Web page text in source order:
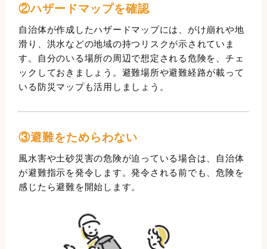
②ハザードマップを確認
自治体が作成したハザードマップには、がけ崩れや地
滑り、洪水などの地域の持つリスクが示されていま
す。自分のいる場所の周辺で想定される危険を、チェ
ックしておきましょう。避難場所や避難経路が載って
いる防災マップも活用しましょう。
③避難をためらわない
風水害や土砂災害の危険が迫っている場合は、自治体
が避難指示を発令します。発令される前でも、危険を
感じたら避難を開始します。